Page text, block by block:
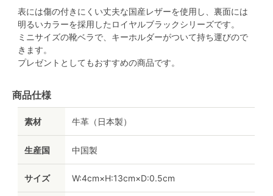
表には傷の付きにくい丈夫な国産レザーを使用し、裏面には
明るいカラーを採用したロイヤルブラックシリーズです。
ミニサイズの靴ベラで、キーホルダーがついて持ち運びので
きます。
プレゼントとしてもおすすめの商品です。
商品仕様
素材 牛革（日本製）
生産国 中国製
サイズ W:4cm×H:13cm×D:0.5cm